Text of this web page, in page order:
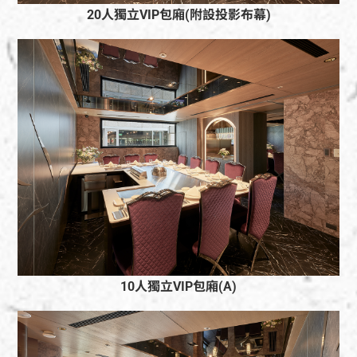
20人獨立VIP包廂(附設投影布幕)
10人獨立VIP包廂(A)